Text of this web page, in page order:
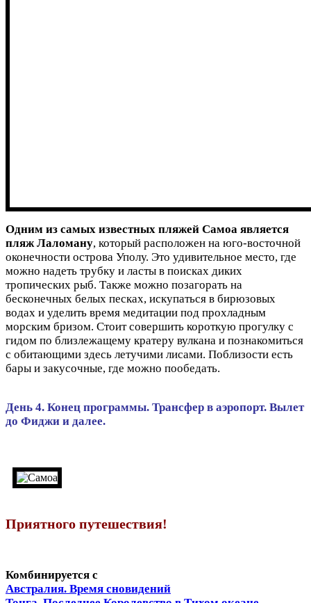
Одним из самых известных пляжей Самоа является
пляж Лаломану, который расположен на юго-восточной
оконечности острова Уполу. Это удивительное место, где
можно надеть трубку и ласты в поисках диких
тропических рыб. Также можно позагорать на
бесконечных белых песках, искупаться в бирюзовых
водах и уделить время медитации под прохладным
морским бризом. Стоит совершить короткую прогулку с
гидом по близлежащему кратеру вулкана и познакомиться
с обитающими здесь летучими лисами. Поблизости есть
бары и закусочные, где можно пообедать.
День 4. Конец программы. Трансфер в аэропорт. Вылет
до Фиджи и далее.
Приятного путешествия!
Комбинируется с
Австралия. Время сновидений